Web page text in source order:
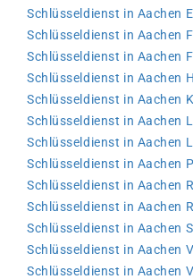
Schlüsseldienst in Aachen
Schlüsseldienst in Aachen
Schlüsseldienst in Aachen
Schlüsseldienst in Aachen
Schlüsseldienst in Aachen
Schlüsseldienst in Aachen
Schlüsseldienst in Aachen
Schlüsseldienst in Aachen
Schlüsseldienst in Aachen
Schlüsseldienst in Aachen
Schlüsseldienst in Aachen
Schlüsseldienst in Aachen
Schlüsseldienst in Aachen